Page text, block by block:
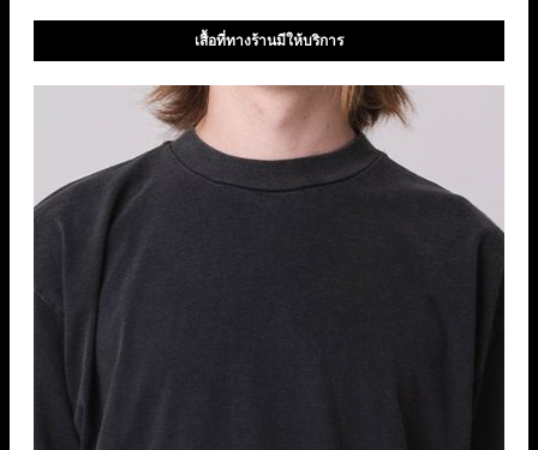
เสื้อที่ทางร้านมีให้บริการ